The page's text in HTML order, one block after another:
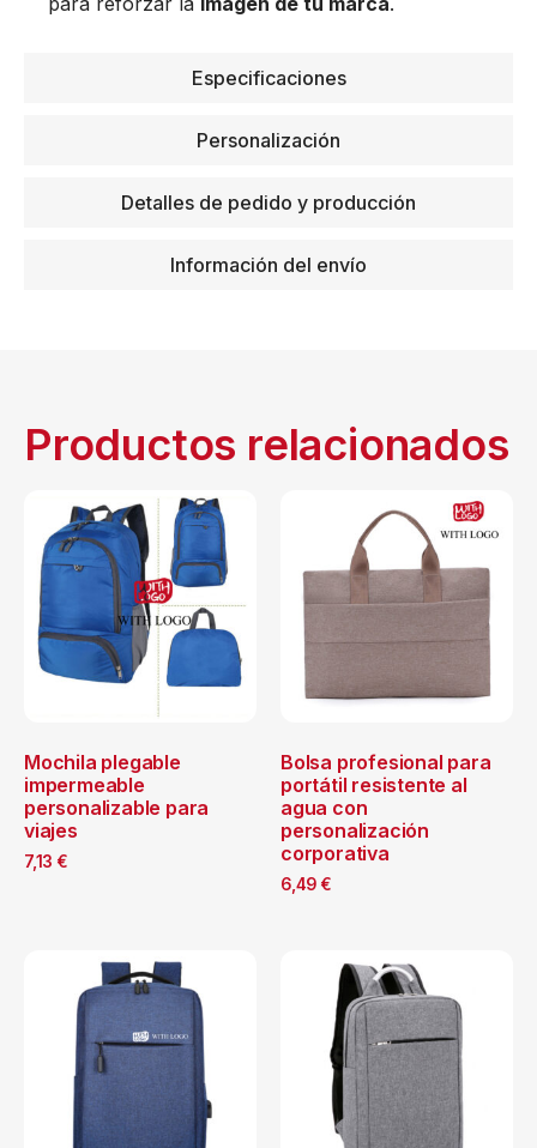
Especificaciones
Personalización
Detalles de pedido y producción
Información del envío
Productos relacionados
Mochila plegable
impermeable
personalizable para
viajes
7,13 €
Bolsa profesional para
portátil resistente al
agua con
personalización
corporativa
6,49 €